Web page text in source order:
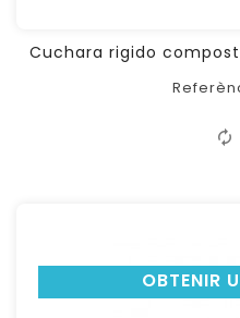
Cuchara rigido
OBTENIR